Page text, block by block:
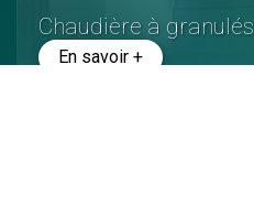
Chaudière à granulés
En savoir +